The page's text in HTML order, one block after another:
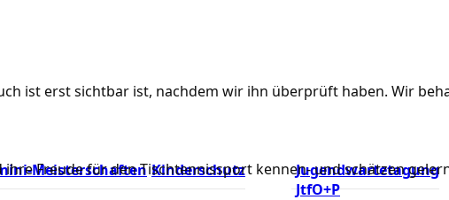
Meisterschaften Kinderschutz
Jugendwartetagung
JtfO+P
ist erst sichtbar ist, nachdem wir ihn überprüft haben. Wir
Freude für den Tischtennissport kennen- und schätzen